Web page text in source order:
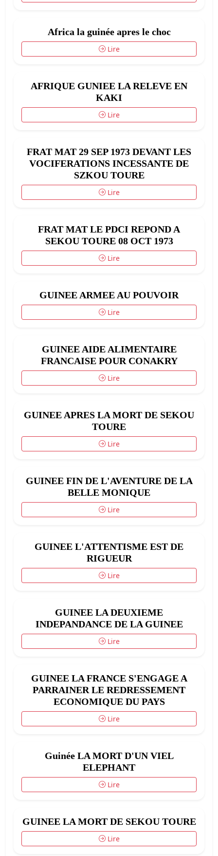
Africa la guinée apres le choc
Lire
AFRIQUE GUNIEE LA RELEVE EN
KAKI
Lire
FRAT MAT 29 SEP 1973 DEVANT LES
VOCIFERATIONS INCESSANTE DE
SZKOU TOURE
Lire
FRAT MAT LE PDCI REPOND A
SEKOU TOURE 08 OCT 1973
Lire
GUINEE ARMEE AU POUVOIR
Lire
GUINEE AIDE ALIMENTAIRE
FRANCAISE POUR CONAKRY
Lire
GUINEE APRES LA MORT DE SEKOU
TOURE
Lire
GUINEE FIN DE L'AVENTURE DE LA
BELLE MONIQUE
Lire
GUINEE L'ATTENTISME EST DE
RIGUEUR
Lire
GUINEE LA DEUXIEME
INDEPANDANCE DE LA GUINEE
Lire
GUINEE LA FRANCE S'ENGAGE A
PARRAINER LE REDRESSEMENT
ECONOMIQUE DU PAYS
Lire
Guinée LA MORT D'UN VIEL
ELEPHANT
Lire
GUINEE LA MORT DE SEKOU TOURE
Lire